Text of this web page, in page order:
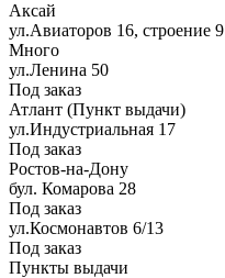
Аксай
ул.Авиаторов 16, строение 9
Много
ул.Ленина 50
Под заказ
Атлант (Пункт выдачи)
ул.Индустриальная 17
Под заказ
Ростов-на-Дону
бул. Комарова 28
Под заказ
ул.Космонавтов 6/13
Под заказ
Пункты выдачи